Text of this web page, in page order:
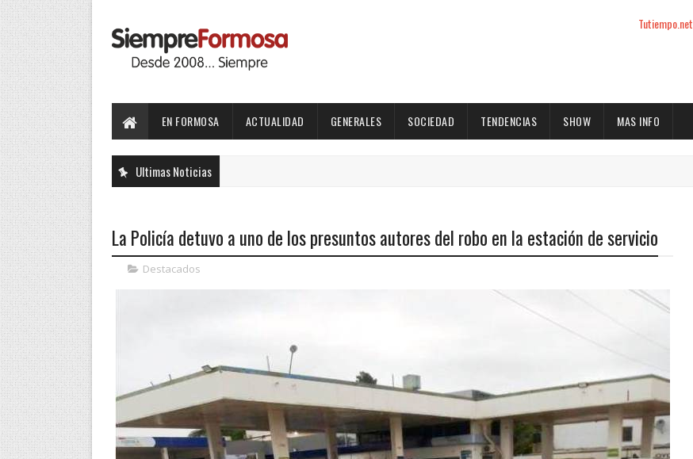
Tutiempo.net
EN FORMOSA ACTUALIDAD GENERALES SOCIEDAD TENDENCIAS SHOW MAS INFO
Ultimas Noticias
La Policía detuvo a uno de los presuntos autores del robo en la estación de servicio
Destacados